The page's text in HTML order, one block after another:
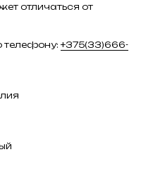
отличаться от
телефону: +375(33)666-